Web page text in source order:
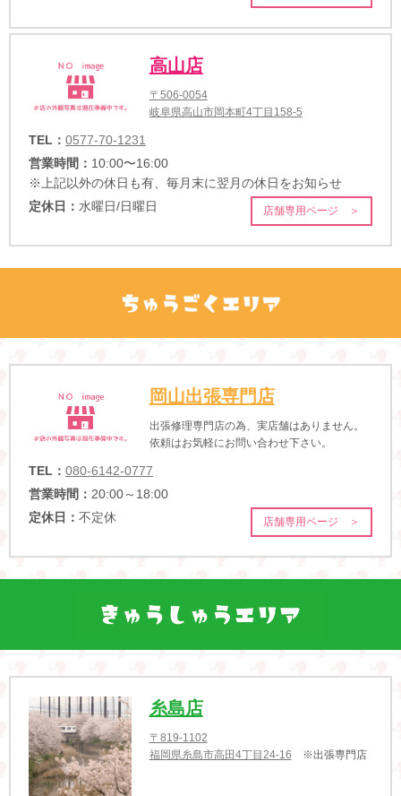
高山店
〒506-0054
岐阜県高山市岡本町4丁目158-5
TEL： 0577-70-1231
営業時間： 10:00〜16:00
※上記以外の休日も有、毎月末に翌月の休日をお知らせ
定休日： 水曜日/日曜日 店舗専用ページ ＞
岡山出張専門店
出張修理専門店の為、実店舗はありません。
依頼はお気軽にお問い合わせ下さい。
TEL： 080-6142-0777
営業時間： 20:00～18:00
定休日： 不定休 店舗専用ページ ＞
糸島店
〒819-1102
福岡県糸島市高田4丁目24-16 ※出張専門店